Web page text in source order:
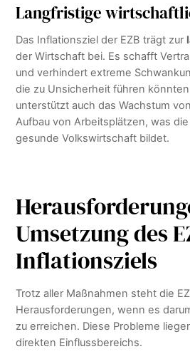
Langfristige
Das Inflationsziel der EZB trägt zur
der Wirtschaft bei. Es schafft
und verhindert extreme
die zu Unsicherheit führen
unterstützt auch das Wachstum
Aufbau von Arbeitsplätzen, was
gesunde Volkswirtschaft bildet.
Umsetzung des
Inflationsziels
Trotz aller Maßnahmen steht die
Herausforderungen, wenn es
zu erreichen. Diese Probleme
direkten Einflussbereichs.